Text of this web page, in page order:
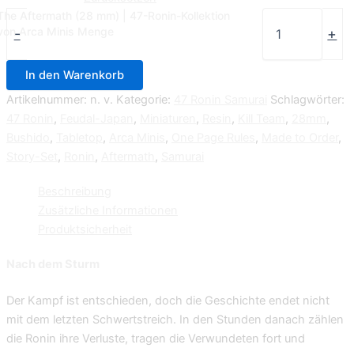
-Arca Minis Menge
+
In den Warenkorb
Artikelnummer: n. v. Kategorie:
Schlagwörter:
, , , , ,
,
, , , ,
,
, , ,
Der Kampf ist entschieden, doch die Geschichte endet nicht
mit dem letzten Schwertstreich. In den Stunden danach zählen
die Ronin ihre Verluste, tragen die Verwundeten fort und